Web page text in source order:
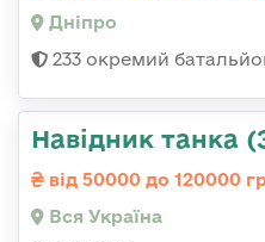
Дніпро
233 окремий
Навідник танка
від 50000 до 120000
Вся Україна